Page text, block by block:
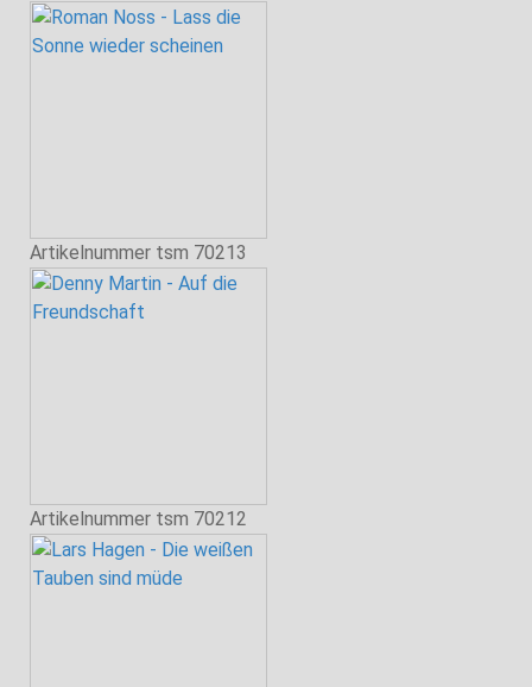
Artikelnummer tsm 70213
Artikelnummer tsm 70212